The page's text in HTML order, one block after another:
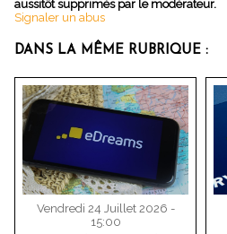
aussitôt supprimés par le modérateur.
Signaler un abus
DANS LA MÊME RUBRIQUE :
Vendredi 24 Juillet 2026 -
15:00